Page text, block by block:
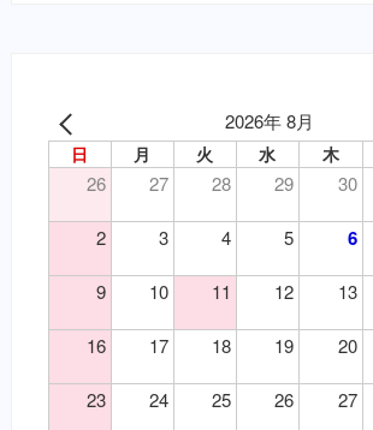
2026年 8月
日 月 火 水 木
26 27 28 29 30
2 3 4 5 6
9 10 11 12 13
16 17 18 19 20
23 24 25 26 27